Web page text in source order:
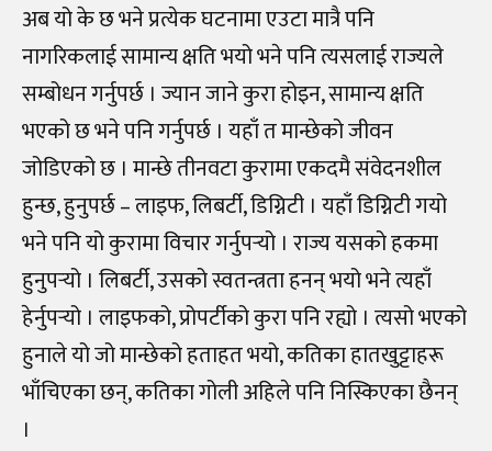
अब यो के छ भने प्रत्येक घटनामा एउटा मात्रै पनि
नागरिकलाई सामान्य क्षति भयो भने पनि त्यसलाई राज्यले
सम्बोधन गर्नुपर्छ । ज्यान जाने कुरा होइन, सामान्य क्षति
भएको छ भने पनि गर्नुपर्छ । यहाँ त मान्छेको जीवन
जोडिएको छ । मान्छे तीनवटा कुरामा एकदमै संवेदनशील
हुन्छ, हुनुपर्छ – लाइफ, लिबर्टी, डिग्निटी । यहाँ डिग्निटी गयो
भने पनि यो कुरामा विचार गर्नुपर्‍यो । राज्य यसको हकमा
हुनुपर्‍यो । लिबर्टी, उसको स्वतन्त्रता हनन् भयो भने त्यहाँ
हेर्नुपर्‍यो । लाइफको, प्रोपर्टीको कुरा पनि रह्यो । त्यसो भएको
हुनाले यो जो मान्छेको हताहत भयो, कतिका हातखुट्टाहरू
भाँचिएका छन्, कतिका गोली अहिले पनि निस्किएका छैनन्
।